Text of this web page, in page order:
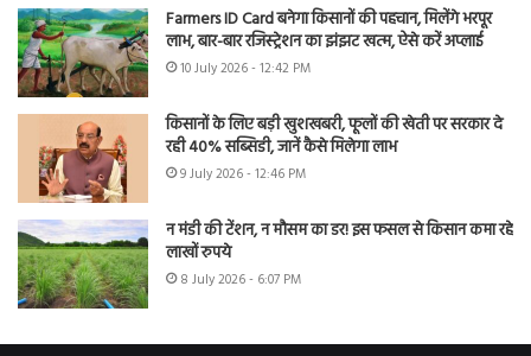
Farmers ID Card बनेगा किसानों की पहचान, मिलेंगे भरपूर
लाभ, बार-बार रजिस्ट्रेशन का झंझट खत्म, ऐसे करें अप्लाई
10 July 2026 - 12:42 PM
किसानों के लिए बड़ी खुशखबरी, फूलों की खेती पर सरकार दे
रही 40% सब्सिडी, जानें कैसे मिलेगा लाभ
9 July 2026 - 12:46 PM
न मंडी की टेंशन, न मौसम का डर! इस फसल से किसान कमा रहे
लाखों रुपये
8 July 2026 - 6:07 PM